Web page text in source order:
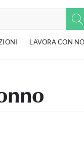
LAVORA CON